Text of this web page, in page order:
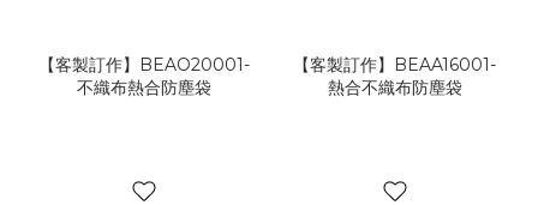
【客製訂作】BEAO20001-
不織布熱合防塵袋
【客製訂作】BEAA16001-
熱合不織布防塵袋